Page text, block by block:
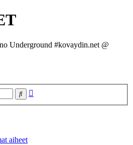
Underground #kovaydin.net @
Etsi
aiheet